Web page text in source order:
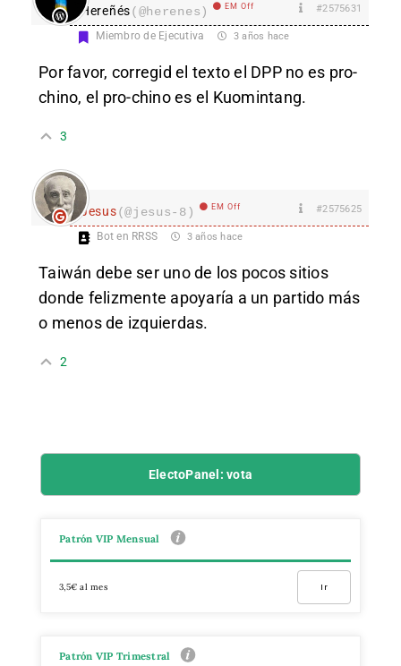
Hereñés(@herenes) EM Off #2575631
Miembro de Ejecutiva 3 años hace
Por favor, corregid el texto el DPP no es pro-
chino, el pro-chino es el Kuomintang.
3
Jesus(@jesus-8) EM Off #2575625
Bot en RRSS 3 años hace
Taiwán debe ser uno de los pocos sitios
donde felizmente apoyaría a un partido más
o menos de izquierdas.
2
ElectoPanel: vota
Patrón VIP Mensual
3,5€ al mes Ir
Patrón VIP Trimestral